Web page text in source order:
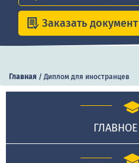
Заказать документ
Главная /Диплом для иностранцев